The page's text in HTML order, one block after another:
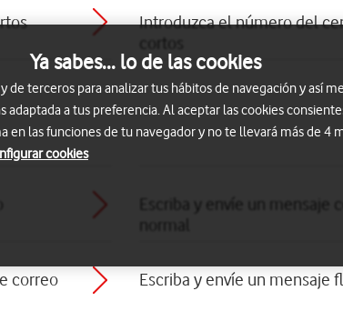
Introduzca el número del
cortos
Escriba y envíe un
correo
Escriba y envíe un mensaje
Ya sabes... lo de las cookies
de terceros para analizar tus hábitos de navegación y así
a tus preferencia. Al aceptar las cookies
las funciones de tu navegador y no te llevará más de 4
cookies